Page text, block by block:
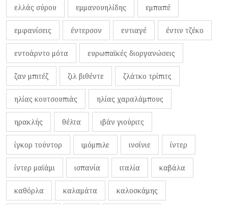
ελλάς σύρου εμμανουηλίδης εμπαπέ
εμφανίσεις έντερσον εντιαγέ έντιν τζέκο
εντοάρντο μότα ευρωπαϊκές διοργανώσεις
ζαν μπιτέζ ζιλ βιθέντε ζλάτκο τρίπιτς
ηλίας κουτσουπιάς ηλίας χαραλάμπους
ηρακλής θέλτα ιβάν γιούριτς
ίγκορ τούντορ ιμόμπιλε ινσίνιε ίντερ
ίντερ μαϊάμι ισπανία ιταλία καβάλα
καθόρλα καλαμάτα καλοσκάμης